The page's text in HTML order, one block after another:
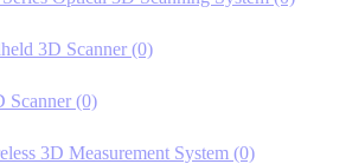
3D Scanner (0)
Scanner (0)
3D Measurement System (0)